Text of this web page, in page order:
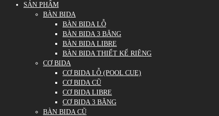
SẢN PHẨM
BÀN BIDA
BÀN BIDA LỖ
BÀN BIDA 3 BĂNG
BÀN BIDA LIBRE
BÀN BIDA THIẾT KẾ RIÊNG
CƠ BIDA
CƠ BIDA LỖ (POOL CUE)
CƠ BIDA CŨ
CƠ BIDA LIBRE
CƠ BIDA 3 BĂNG
BÀN BIDA CŨ